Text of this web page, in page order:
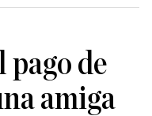
pago de
amiga